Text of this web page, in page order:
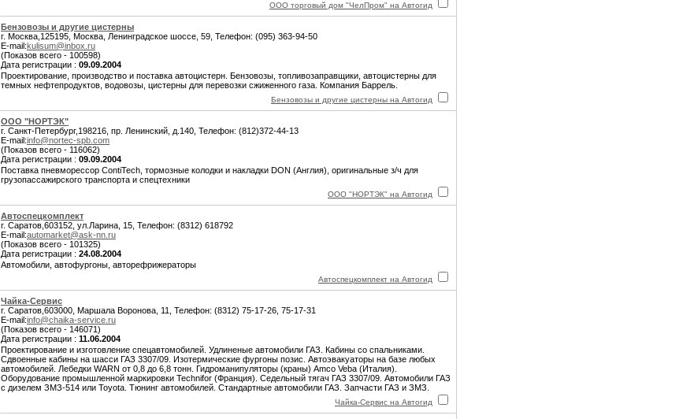
ООО торговый дом "ЧелПром" на Автогид
Бензовозы и другие цистерны
г. Москва,125195, Москва, Ленинградское шоссе, 59, Телефон: (095) 363-94-50
E-mail:kulisum@inbox.ru
(Показов всего - 100598)
Дата регистрации : 09.09.2004
Проектирование, производство и поставка автоцистерн. Бензовозы, топливозаправщики, автоцистерны для
темных нефтепродуктов, водовозы, цистерны для перевозки сжиженного газа. Компания Баррель.
Бензовозы и другие цистерны на Автогид
ООО "НОРТЭК"
г. Санкт-Петербург,198216, пр. Ленинский, д.140, Телефон: (812)372-44-13
E-mail:info@nortec-spb.com
(Показов всего - 116062)
Дата регистрации : 09.09.2004
Поставка пневморессор ContiTech, тормозные колодки и накладки DON (Англия), оригинальные з/ч для
грузопассажирского транспорта и спецтехники
ООО "НОРТЭК" на Автогид
Автоспецкомплект
г. Саратов,603152, ул.Ларина, 15, Телефон: (8312) 618792
E-mail:automarket@ask-nn.ru
(Показов всего - 101325)
Дата регистрации : 24.08.2004
Автомобили, автофургоны, авторефрижераторы
Автоспецкомплект на Автогид
Чайка-Сервис
г. Саратов,603000, Маршала Воронова, 11, Телефон: (8312) 75-17-26, 75-17-31
E-mail:info@chaika-service.ru
(Показов всего - 146071)
Дата регистрации : 11.06.2004
Проектирование и изготовление спецавтомобилей. Удлиненые автомобили ГАЗ. Кабины со спальниками.
Сдвоенные кабины на шасси ГАЗ 3307/09. Изотермические фургоны позис. Автоэвакуаторы на базе любых
автомобилей. Лебедки WARN от 0,8 до 6,8 тонн. Гидроманипуляторы (краны) Amco Veba (Италия).
Оборудование промышленной маркировки Technifor (Франция). Седельный тягач ГАЗ 3307/09. Автомобили ГАЗ
с дизелем ЗМЗ-514 или Toyota. Тюнинг автомобилей. Стандартные автомобили ГАЗ. Запчасти ГАЗ и ЗМЗ.
Чайка-Сервис на Автогид